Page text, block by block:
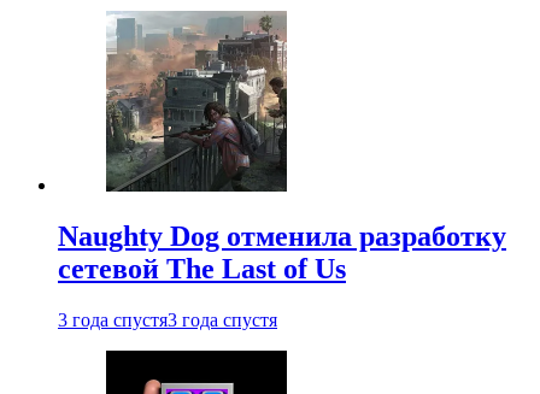
Naughty Dog отменила разработку
сетевой The Last of Us
3 года спустя3 года спустя